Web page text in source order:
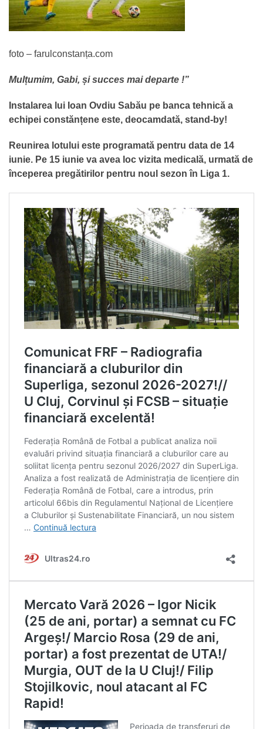
foto – farulconstanța.com
Mulțumim, Gabi, și succes mai departe !”
Instalarea lui Ioan Ovdiu Sabău pe banca tehnică a
echipei constănțene este, deocamdată, stand-by!
Reunirea lotului este programată pentru data de 14
iunie. Pe 15 iunie va avea loc vizita medicală, urmată de
începerea pregătirilor pentru noul sezon în Liga 1.